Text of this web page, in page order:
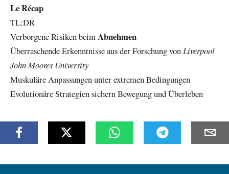
Le Récap
TL;DR
Verborgene Risiken beimAbnehmen
Überraschende Erkenntnisse aus der Forschung vonLiverpool
John Moores University
Muskuläre Anpassungen unter extremen Bedingungen
Evolutionäre Strategien sichern Bewegung und Überleben